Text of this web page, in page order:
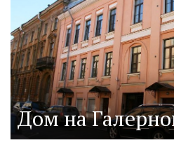
Дом на